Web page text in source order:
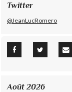
Twitter
@JeanLucRomero
Août 2026